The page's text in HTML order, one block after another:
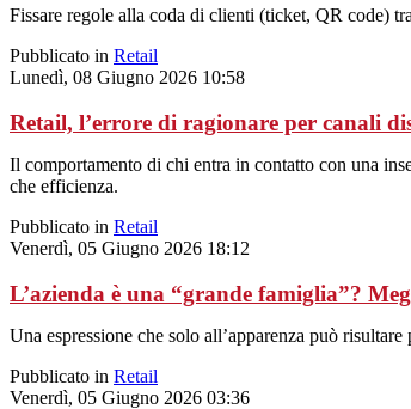
Fissare regole alla coda di clienti (ticket, QR code)
Pubblicato in Retail
Lunedì, 08 Giugno 2026 10:58
Retail, l’errore di ragionare per canali
Il comportamento di chi entra in contatto con una
che efficienza.
Pubblicato in Retail
Venerdì, 05 Giugno 2026 18:12
L’azienda è una “grande famiglia”?
Una espressione che solo all’apparenza può
Pubblicato in Retail
Venerdì, 05 Giugno 2026 03:36